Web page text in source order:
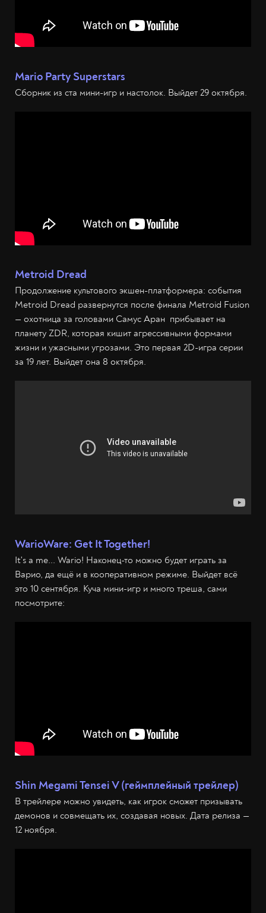
Mario Party Superstars
Сборник из ста мини-игр и настолок. Выйдет 29 октября.
Metroid Dread
Продолжение культового экшен-платформера: события
Metroid Dread развернутся после финала Metroid Fusion
— охотница за головами Самус Аран прибывает на
планету ZDR, которая кишит агрессивными формами
жизни и ужасными угрозами. Это первая 2D-игра серии
за 19 лет. Выйдет она 8 октября.
WarioWare: Get It Together!
It's a me... Wario! Наконец-то можно будет играть за
Варио, да ещё и в кооперативном режиме. Выйдет всё
это 10 сентября. Куча мини-игр и много треша, сами
посмотрите:
Shin Megami Tensei V (геймплейный трейлер)
В трейлере можно увидеть, как игрок сможет призывать
демонов и совмещать их, создавая новых. Дата релиза —
12 ноября.